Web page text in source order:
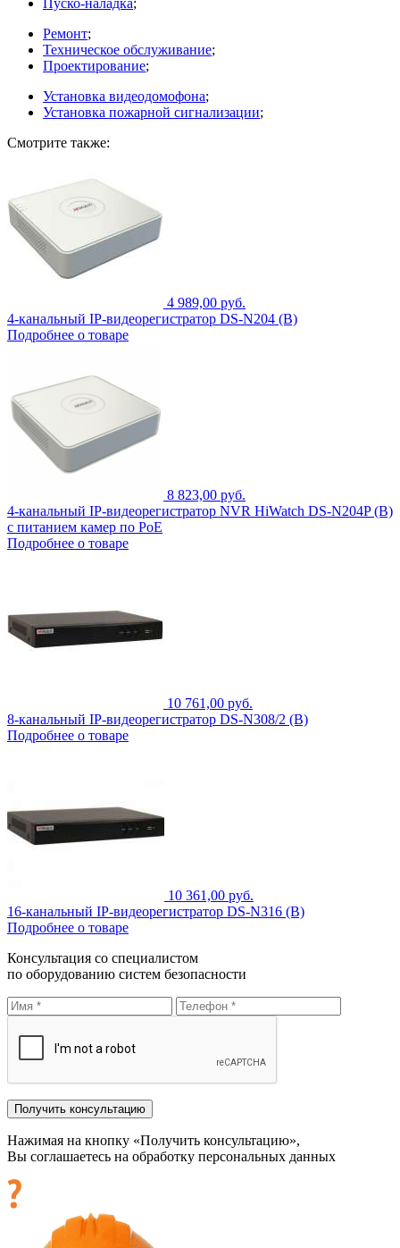
Ремонт;
Техническое обслуживание;
Проектирование;
Установка видеодомофона;
Установка пожарной сигнализации;
Смотрите также:
4 989,00 руб.
4-канальный IP-видеорегистратор DS-N204 (B)
Подробнее о товаре
8 823,00 руб.
4-канальный IP-видеорегистратор NVR HiWatch DS-N204P (B)
с питанием камер по PoE
Подробнее о товаре
10 761,00 руб.
8-канальный IP-видеорегистратор DS-N308/2 (B)
Подробнее о товаре
10 361,00 руб.
16-канальный IP-видеорегистратор DS-N316 (B)
Подробнее о товаре
Консультация со специалистом
по оборудованию систем безопасности
Нажимая на кнопку «Получить консультацию»,
Вы соглашаетесь на обработку персональных данных